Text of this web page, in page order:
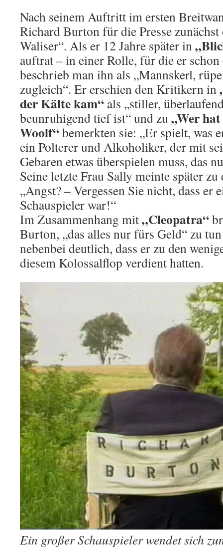
Nach seinem Auftritt im ersten
Richard Burton für die Presse
Waliser“. Als er 12 Jahre später in
auftrat – in einer Rolle, für die er schon
beschrieb man ihn als „Mannskerl,
zugleich“. Er erschien den Kritikern in
der Kälte kam“ als „stiller,
beunruhigend tief ist“ und zu „Wer
Woolf“bemerkten sie: „Er spielt, was
ein Polterer und Alkoholiker, der mit
Gebaren etwas überspielen muss, das
Seine letzte Frau Sally meinte später
„Angst? – Vergessen Sie nicht, dass er
Schauspieler war!“
Im Zusammenhang mit„Cleopatra“
Burton, „das alles nur fürs Geld“ zu
nebenbei deutlich, dass er zu den
diesem Kolossalflop verdient hatten.
Ein großer Schauspieler wendet sich